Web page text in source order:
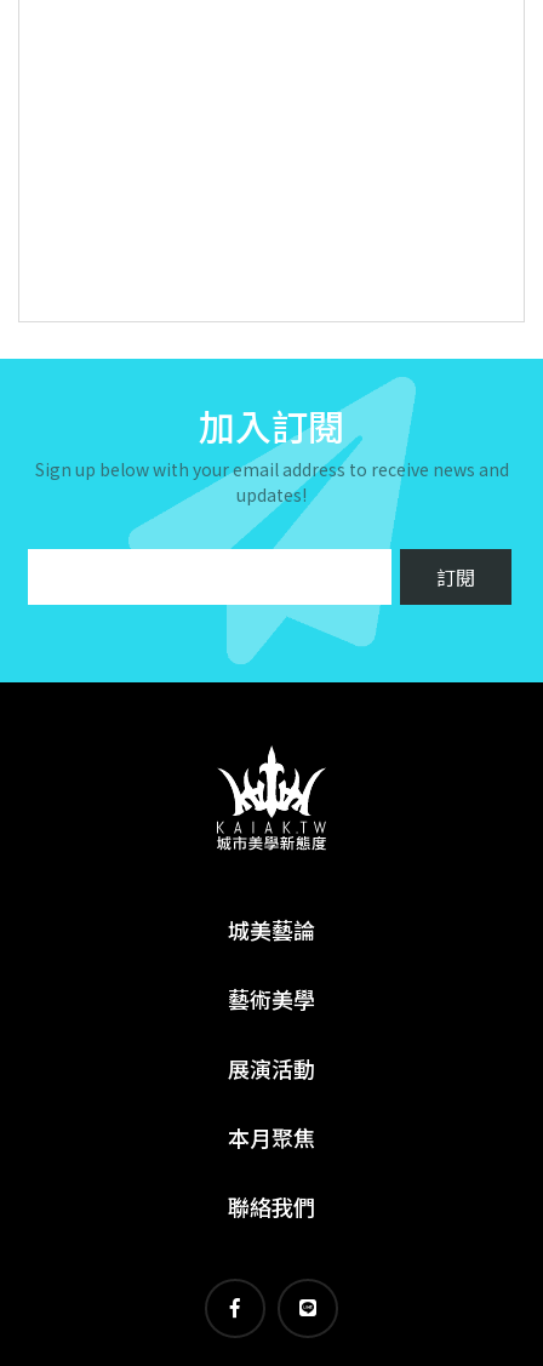
加入訂閱
Sign up below with your email address to receive news and
updates!
城美藝論
藝術美學
展演活動
本月聚焦
聯絡我們